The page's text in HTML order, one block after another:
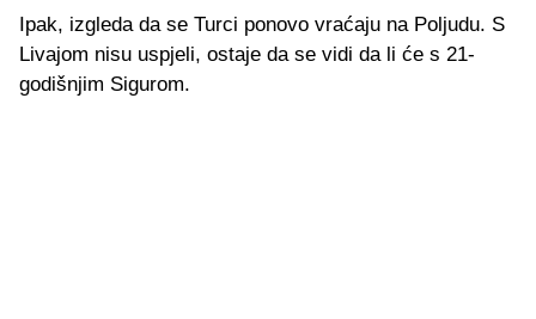
Ipak, izgleda da se Turci ponovo vraćaju na Poljudu. S
Livajom nisu uspjeli, ostaje da se vidi da li će s 21-
godišnjim Sigurom.